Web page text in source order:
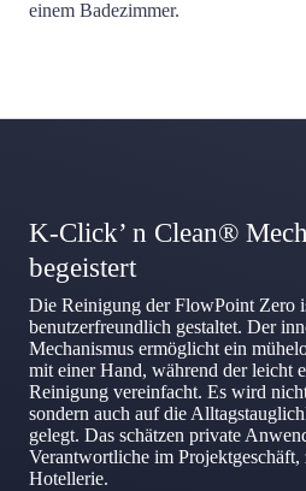
K-Click’ n Clean®
begeistert
Die Reinigung der FlowPoint Zero
benutzerfreundlich gestaltet. Der
Mechanismus ermöglicht ein
mit einer Hand, während der leicht
Reinigung vereinfacht. Es wird
sondern auch auf die
gelegt. Das schätzen private
Verantwortliche im
Hotellerie.